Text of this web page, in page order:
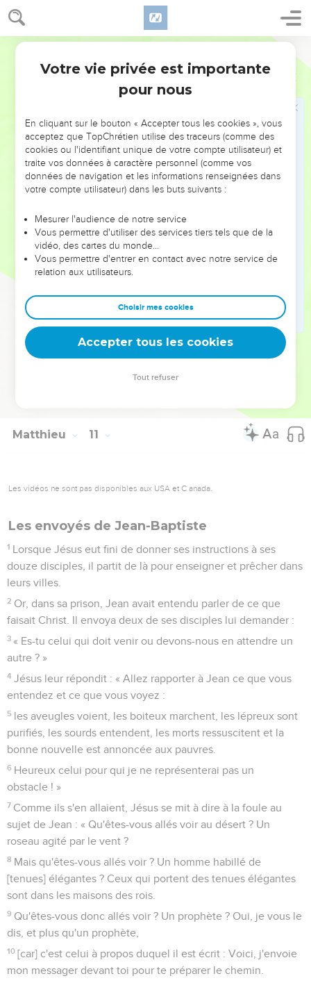
Matthieu 10
35 car je suis venu mettre la division entre l'homme et son
père, entre la fille et sa mère, entre la belle-fille et sa belle-
et l'on aura pour ennemis les membres de sa famille.
Celui qui aime son père ou sa mère plus que moi n'est pas
moi n'est pas digne de moi.
Celui qui ne prend pas sa croix et ne me suit pas n'est pas
digne de moi.
Celui qui conservera sa vie la perdra, et celui qui perdra sa
Des récompenses
» Si quelqu’un vous accueille, c’est moi qu’il accueille, et
celui qui m’accueille accueille celui qui m'a envoyé.
Celui qui accueille un prophète en qualité de prophète
recevra une récompense de prophète, et celui qui accueille
un juste en qualité de juste recevra une récompense de
juste.
Et si quelqu’un donne à boire ne serait-ce qu'un verre
Matthieu 11
Les vidéos ne sont pas disponibles aux USA et C anada.
Les envoyés de Jean-Baptiste
1 Lorsque Jésus eut fini de donner ses instructions à ses
douze disciples, il partit de là pour enseigner et prêcher dans
leurs villes.
2 Or, dans sa prison, Jean avait entendu parler de ce que
faisait Christ. Il envoya deux de ses disciples lui demander :
3 « Es-tu celui qui doit venir ou devons-nous en attendre un
autre ? »
4 Jésus leur répondit : « Allez rapporter à Jean ce que vous
entendez et ce que vous voyez :
5 les aveugles voient, les boiteux marchent, les lépreux sont
purifiés, les sourds entendent, les morts ressuscitent et la
bonne nouvelle est annoncée aux pauvres.
6 Heureux celui pour qui je ne représenterai pas un
obstacle ! »
7 Comme ils s'en allaient, Jésus se mit à dire à la foule au
sujet de Jean : « Qu'êtes-vous allés voir au désert ? Un
roseau agité par le vent ?
8 Mais qu'êtes-vous allés voir ? Un homme habillé de
[tenues] élégantes ? Ceux qui portent des tenues élégantes
sont dans les maisons des rois.
9 Qu'êtes-vous donc allés voir ? Un prophète ? Oui, je vous le
dis, et plus qu'un prophète,
10 [car] c'est celui à propos duquel il est écrit : Voici, j'envoie
mon messager devant toi pour te préparer le chemin.
Votre vie privée est importante
pour nous
En cliquant sur le bouton « Accepter tous les cookies », vous
acceptez que TopChrétien utilise des traceurs (comme des
cookies ou l'identifiant unique de votre compte utilisateur) et
traite vos données à caractère personnel (comme vos
données de navigation et les informations renseignées dans
votre compte utilisateur) dans les buts suivants :
Mesurer l'audience de notre service
Vous permettre d'utiliser des services tiers tels que de la
vidéo, des cartes du monde…
Vous permettre d'entrer en contact avec notre service de
relation aux utilisateurs.
Choisir mes cookies
Accepter tous les cookies
Tout refuser